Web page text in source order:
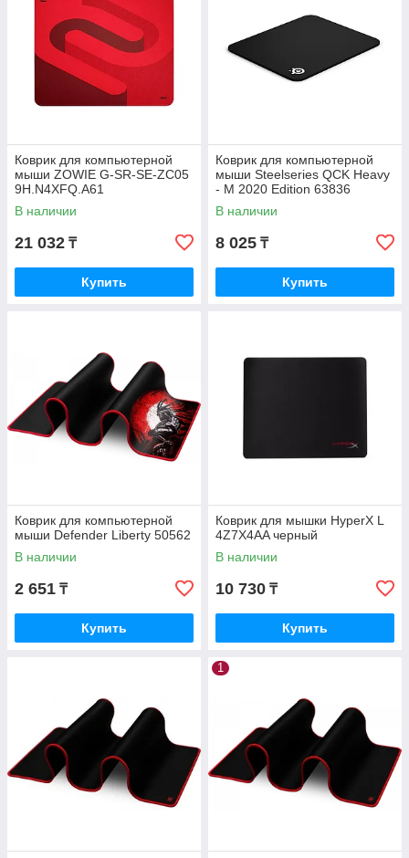
Коврик для компьютерной
мыши ZOWIE G-SR-SE-ZC05
9H.N4XFQ.A61
В наличии
21 032 ₸
Купить
Коврик для компьютерной
мыши Steelseries QCK Heavy
- M 2020 Edition 63836
В наличии
8 025 ₸
Купить
Коврик для компьютерной
мыши Defender Liberty 50562
В наличии
2 651 ₸
Купить
Коврик для мышки HyperX L
4Z7X4AA черный
В наличии
10 730 ₸
Купить
1